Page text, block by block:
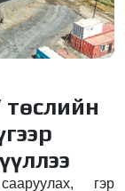
төслийн
гэр